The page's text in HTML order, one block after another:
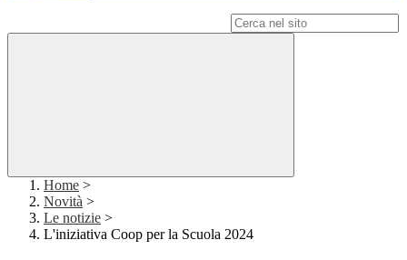
Home >
Novità >
Le notizie >
L'iniziativa Coop per la Scuola 2024